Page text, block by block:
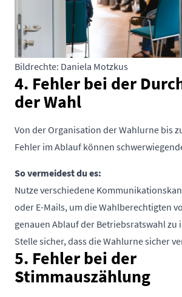
Bildrechte: Daniela Motzkus
4. Fehler bei der
der Wahl
Von der Organisation der Wahlurne bis
Fehler im Ablauf können
So vermeidest du es:
Nutze verschiedene
oder E-Mails, um die Wahlberechtigten
genauen Ablauf der Betriebsratswahl zu
Stelle sicher, dass die Wahlurne sicher
5. Fehler bei der
Stimmauszählung